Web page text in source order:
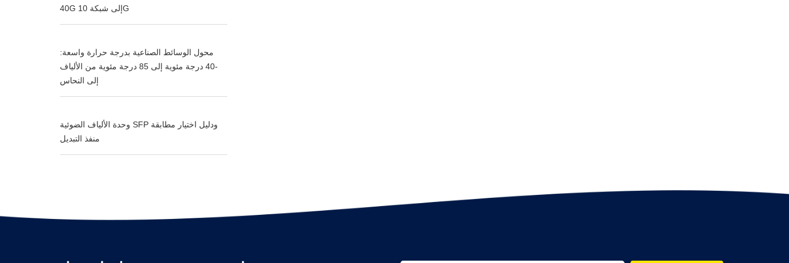
40G إلى شبكة 10G
محول الوسائط الصناعية بدرجة حرارة واسعة:
-40 درجة مئوية إلى 85 درجة مئوية من الألياف
إلى النحاس
وحدة الألياف الضوئية SFP ودليل اختيار مطابقة
منفذ التبديل